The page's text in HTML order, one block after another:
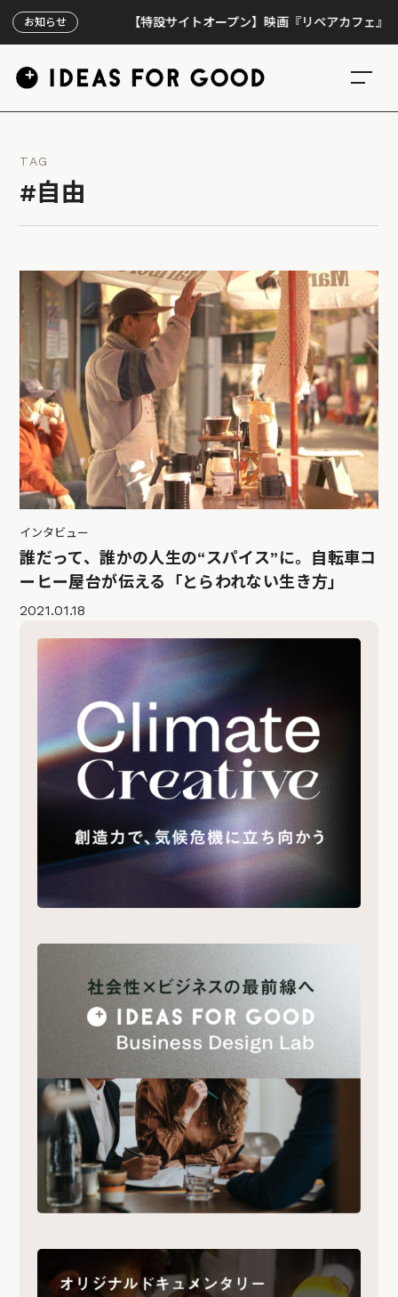
お知らせ 【特設サイトオープン】映画『リペアカフェ』、上
TAG
#自由
インタビュー
誰だって、誰かの人生の“スパイス”に。自転車コ
ーヒー屋台が伝える「とらわれない生き方」
2021.01.18